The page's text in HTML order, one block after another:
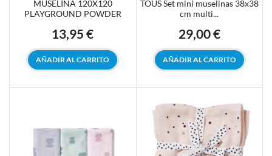
MUSELINA 120X120
PLAYGROUND POWDER
Precio
13,95 €
AÑADIR AL CARRITO
TOUS Set mini muselinas 38x38
cm multi...
Precio
29,00 €
AÑADIR AL CARRITO